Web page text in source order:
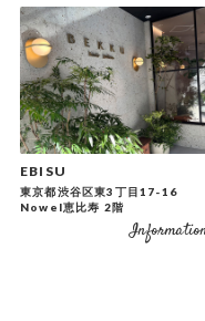
EBISU
東京都渋谷区東3丁目17-16
Nowel恵比寿 2階